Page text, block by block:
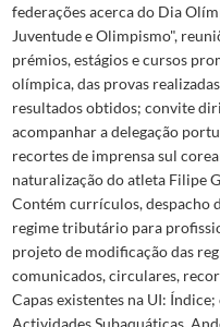
federações acerca do Dia
Juventude e Olimpismo",
prémios, estágios e cursos
olímpica, das provas
resultados obtidos; convite
acompanhar a delegação
recortes de imprensa sul
naturalização do atleta Filipe
Contém currículos, despacho
regime tributário para
projeto de modificação das
comunicados, circulares,
Capas existentes na UI: Índice;
Actividades Subaquáticas,